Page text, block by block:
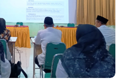
No Comments